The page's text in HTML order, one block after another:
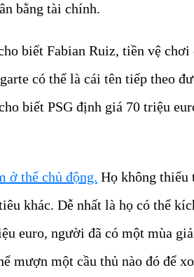
bằng tài chính.
biết Fabian Ruiz, tiền vệ
có thể là cái tên tiếp theo
biết PSG định giá 70 triệu
ở thế chủ động. Họ không thiếu
khác. Dễ nhất là họ có thể
euro, người đã có một mùa
mượn một cầu thủ nào đó để